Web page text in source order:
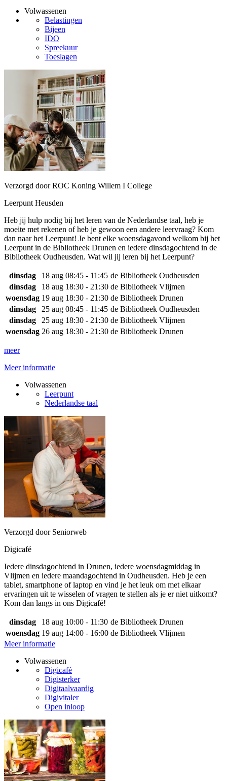
Volwassenen
Belastingen
Bijeen
IDO
Spreekuur
Toeslagen
Verzorgd door ROC Koning Willem I College
Leerpunt Heusden
Heb jij hulp nodig bij het leren van de Nederlandse taal, heb je
moeite met rekenen of heb je gewoon een andere leervraag? Kom
dan naar het Leerpunt! Je bent elke woensdagavond welkom bij het
Leerpunt in de Bibliotheek Drunen en iedere dinsdagochtend in de
Bibliotheek Oudheusden. Wat wil jij leren bij het Leerpunt?
dinsdag 18 aug 08:45 - 11:45 de Bibliotheek Oudheusden
dinsdag
18 aug 18:30 - 21:30 de Bibliotheek Vlijmen
woensdag 19 aug 18:30 - 21:30 de Bibliotheek Drunen
dinsdag
25 aug 08:45 - 11:45 de Bibliotheek Oudheusden
dinsdag
25 aug 18:30 - 21:30 de Bibliotheek Vlijmen
woensdag 26 aug 18:30 - 21:30 de Bibliotheek Drunen
meer
Meer informatie
Volwassenen
Leerpunt
Nederlandse taal
Verzorgd door Seniorweb
Digicafé
Iedere dinsdagochtend in Drunen, iedere woensdagmiddag in
Vlijmen en iedere maandagochtend in Oudheusden. Heb je een
tablet, smartphone of laptop en vind je het leuk om met elkaar
ervaringen uit te wisselen of vragen te stellen als je er niet uitkomt?
Kom dan langs in ons Digicafé!
dinsdag 18 aug 10:00 - 11:30 de Bibliotheek Drunen
woensdag 19 aug 14:00 - 16:00 de Bibliotheek Vlijmen
Meer informatie
Volwassenen
Digicafé
Digisterker
Digitaalvaardig
Digivitaler
Open inloop